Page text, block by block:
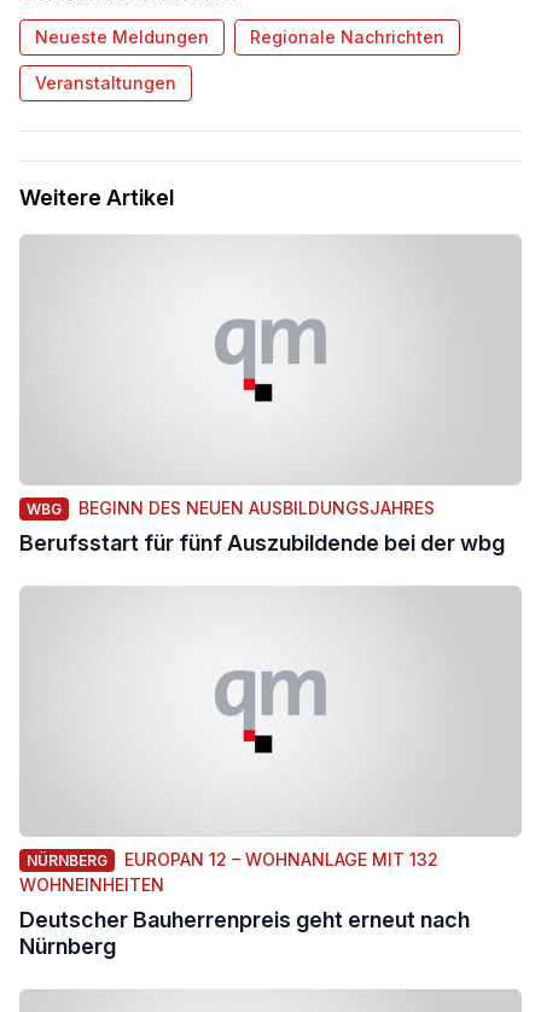
Neueste Meldungen Regionale Nachrichten
Veranstaltungen
Weitere Artikel
WBG BEGINN DES NEUEN AUSBILDUNGSJAHRES
Berufsstart für fünf Auszubildende bei der wbg
NÜRNBERG
EUROPAN 12 – WOHNANLAGE MIT 132
WOHNEINHEITEN
Deutscher Bauherrenpreis geht erneut nach
Nürnberg